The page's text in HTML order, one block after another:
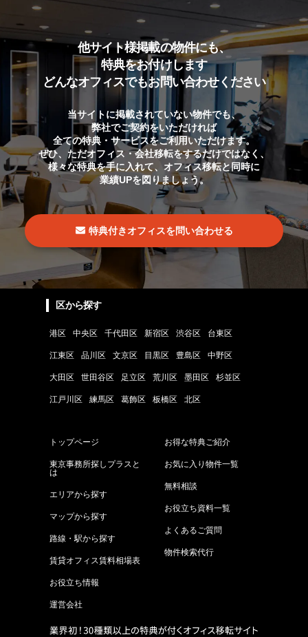
他サイト様掲載の物件にも、
特典をお付けします
どんなオフィスでもお問い合わせください
当サイトに掲載されていない物件でも、
弊社でご契約をいただければ
全ての特典・サービスをご利用いただけます。
ぜひ、ただオフィス・会社移転をするだけではなく、
様々な特典を手に入れて、オフィス移転と同時に
業績UPを図りましょう。
特典付きオフィスを問い合わせる
区から探す
港区 中央区 千代田区 新宿区 渋谷区 台東区
江東区 品川区 文京区 目黒区 豊島区 中野区
大田区 世田谷区 足立区 荒川区 墨田区 杉並区
江戸川区 練馬区 葛飾区 板橋区 北区
トップページ
東京事務所探しプラスと
は
エリアから探す
マップから探す
路線・駅から探す
賃貸オフィス賃料相場表
お得な特典ご紹介
お気に入り物件一覧
無料相談
お役立ち資料一覧
よくあるご質問
物件検索代行
お役立ち情報
運営会社